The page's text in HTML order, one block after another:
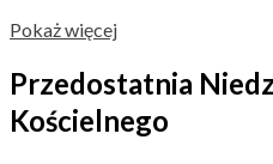
Pokaż więcej
Przedostatnia
Kościelnego